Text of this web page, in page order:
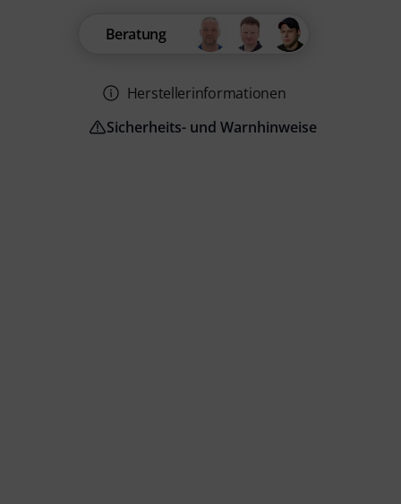
Beratung
Herstellerinformationen
Sicherheits- und Warnhinweise